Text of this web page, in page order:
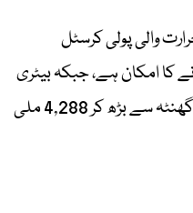
حرارت والی پولی کرسٹل
کا امکان ہے، جبکہ بیٹری
کی گنجائش 4,252 ملی ایمپیئر گھنٹہ سے بڑھ کر 4,288 ملی